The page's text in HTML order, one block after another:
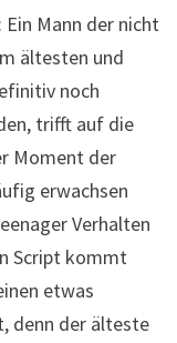
Mann der nicht
ältesten und
noch
trifft auf die
Moment der
erwachsen
Verhalten
Script kommt
etwas
denn der älteste